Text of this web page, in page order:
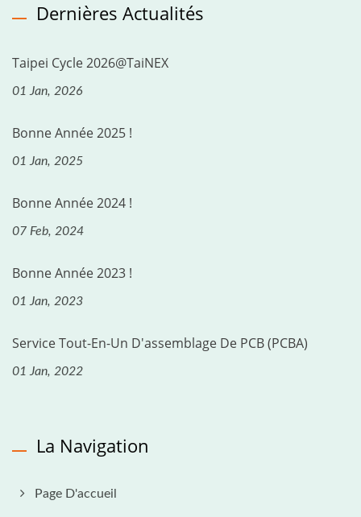
Dernières Actualités
Taipei Cycle 2026@TaiNEX
01 Jan, 2026
Bonne Année 2025 !
01 Jan, 2025
Bonne Année 2024 !
07 Feb, 2024
Bonne Année 2023 !
01 Jan, 2023
Service Tout-En-Un D'assemblage De PCB (PCBA)
01 Jan, 2022
La Navigation
Page D'accueil